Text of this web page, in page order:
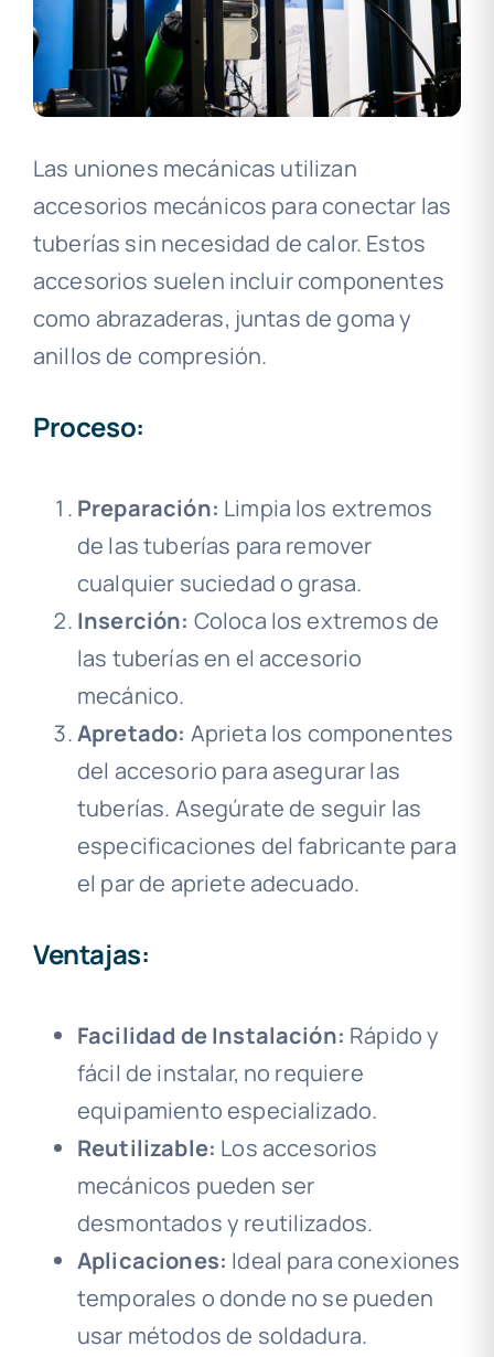
Las uniones mecánicas utilizan
accesorios mecánicos para conectar las
tuberías sin necesidad de calor. Estos
accesorios suelen incluir componentes
como abrazaderas, juntas de goma y
anillos de compresión.
Proceso:
Preparación: Limpia los extremos
de las tuberías para remover
cualquier suciedad o grasa.
Inserción: Coloca los extremos de
las tuberías en el accesorio
mecánico.
Apretado: Aprieta los componentes
del accesorio para asegurar las
tuberías. Asegúrate de seguir las
especificaciones del fabricante para
el par de apriete adecuado.
Ventajas:
Facilidad de Instalación: Rápido y
fácil de instalar, no requiere
equipamiento especializado.
Reutilizable: Los accesorios
mecánicos pueden ser
desmontados y reutilizados.
Aplicaciones: Ideal para conexiones
temporales o donde no se pueden
usar métodos de soldadura.